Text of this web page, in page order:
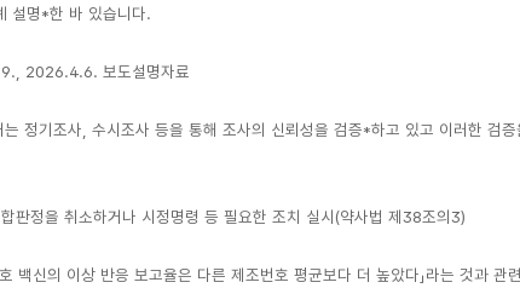
설명*한 바 있습니다.
2026.4.6. 보도설명자료
정기조사, 수시조사 등을 통해 조사의 신뢰성을 검증*하고 있고 이러한 검
판정을 취소하거나 시정명령 등 필요한 조치 실시(약사법 제38조의3)
백신의 이상 반응 보고율은 다른 제조번호 평균보다 더 높았다」라는 것과 관